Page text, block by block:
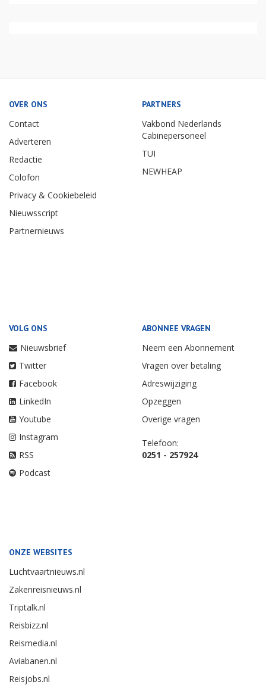
OVER ONS
Contact
Adverteren
Redactie
Colofon
Privacy & Cookiebeleid
Nieuwsscript
Partnernieuws
PARTNERS
Vakbond Nederlands
Cabinepersoneel
TUI
NEWHEAP
VOLG ONS
Nieuwsbrief
Twitter
Facebook
LinkedIn
Youtube
Instagram
RSS
Podcast
ABONNEE VRAGEN
Neem een Abonnement
Vragen over betaling
Adreswijziging
Opzeggen
Overige vragen
Telefoon:
0251 - 257924
ONZE WEBSITES
Luchtvaartnieuws.nl
Zakenreisnieuws.nl
Triptalk.nl
Reisbizz.nl
Reismedia.nl
Aviabanen.nl
Reisjobs.nl